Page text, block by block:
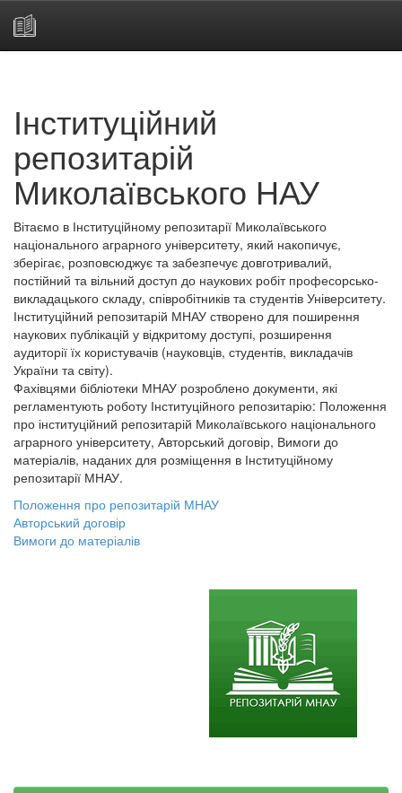
Інституційний
репозитарій
Миколаївського НАУ
Вітаємо в Інституційному репозитарії Миколаївського
національного аграрного університету, який накопичує,
зберігає, розповсюджує та забезпечує довготривалий,
постійний та вільний доступ до наукових робіт професорсько-
викладацького складу, співробітників та студентів Університету.
Інституційний репозитарій МНАУ створено для поширення
наукових публікацій у відкритому доступі, розширення
аудиторії їх користувачів (науковців, студентів, викладачів
України та світу).
Фахівцями бібліотеки МНАУ розроблено документи, які
регламентують роботу Інституційного репозитарію: Положення
про інституційний репозитарій Миколаївського національного
аграрного університету, Авторський договір, Вимоги до
матеріалів, наданих для розміщення в Інституційному
репозитарії МНАУ.
Положення про репозитарій МНАУ
Авторський договір
Вимоги до матеріалів